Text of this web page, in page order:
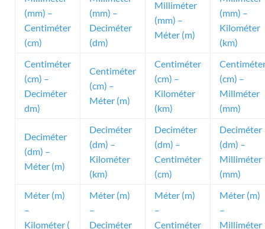
(mm) –
Centiméter
(cm)
(mm) –
Deciméter
(dm)
Milliméter
(mm) –
Méter (m)
(mm) –
Kilométer
(km)
Centiméter
(cm) –
Deciméter
dm)
Centiméter
(cm) –
Méter (m)
Centiméter
(cm) –
Kilométer
(km)
(cm) –
Millméter
(mm)
Deciméter
(dm) –
Méter (m)
Deciméter
(dm) –
Kilométer
(km)
Deciméter
(dm) –
Centiméter
(cm)
Deciméter
(dm) –
Milliméter
(mm)
Méter (m)
–
Kilométer (
Méter (m)
–
Deciméter
Méter (m)
–
Centiméter
Méter (m)
–
Milliméter